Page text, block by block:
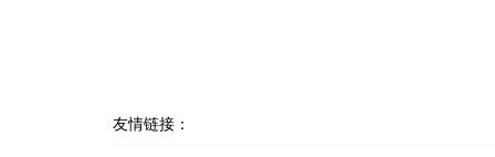
友情链接：